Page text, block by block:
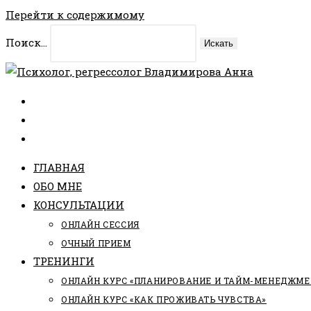
Перейти к содержимому
Поиск...
Искать
ГЛАВНАЯ
ОБО МНЕ
КОНСУЛЬТАЦИИ
ОНЛАЙН СЕССИЯ
ОЧНЫЙ ПРИЕМ
ТРЕНИНГИ
ОНЛАЙН КУРС «ПЛАНИРОВАНИЕ И ТАЙМ-
ОНЛАЙН КУРС «КАК ПРОЖИВАТЬ ЧУВСТВА»